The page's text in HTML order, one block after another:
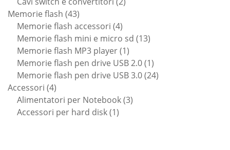
Memorie flash 4343
prodotti
Memorie flash accessori 44
prodotti
Memorie flash mini e micro sd 1313
Memorie flash MP3 player 11
prodotto
Memorie flash pen drive USB 2.0 11
prodotto
Memorie flash pen drive USB 3.0 2424
Accessori 44
prodotti
Alimentatori per Notebook 33
Accessori per hard disk 11